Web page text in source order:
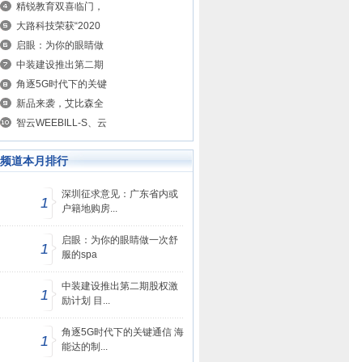
精锐教育双喜临门，
大路科技荣获“2020
启眼：为你的眼睛做
中装建设推出第二期
角逐5G时代下的关键
新品来袭，艾比森全
智云WEEBILL-S、云
频道本月排行
1
深圳征求意见：广东省内或
户籍地购房...
1
启眼：为你的眼睛做一次舒
服的spa
1
中装建设推出第二期股权激
励计划 目...
1
角逐5G时代下的关键通信 海
能达的制...